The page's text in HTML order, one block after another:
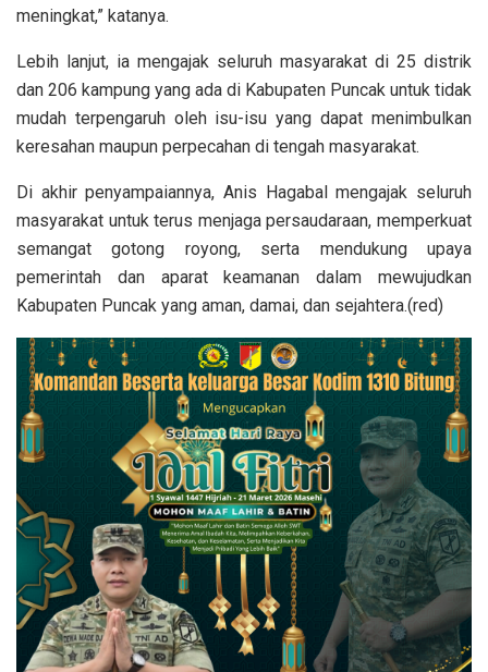
meningkat,” katanya.
Lebih lanjut, ia mengajak seluruh masyarakat di 25 distrik
dan 206 kampung yang ada di Kabupaten Puncak untuk tidak
mudah terpengaruh oleh isu-isu yang dapat menimbulkan
keresahan maupun perpecahan di tengah masyarakat.
Di akhir penyampaiannya, Anis Hagabal mengajak seluruh
masyarakat untuk terus menjaga persaudaraan, memperkuat
semangat gotong royong, serta mendukung upaya
pemerintah dan aparat keamanan dalam mewujudkan
Kabupaten Puncak yang aman, damai, dan sejahtera.(red)